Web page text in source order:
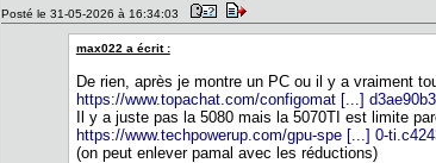
Posté le 31-05-2026 à 16:34:03
max022 a écrit :
De rien, après je montre un PC ou il y a vraiment
https://www.topachat.com/configomat [...]
Il y a juste pas la 5080 mais la 5070TI est limite
https://www.techpowerup.com/gpu-spe [...] 0-
(on peut enlever pamal avec les réductions)